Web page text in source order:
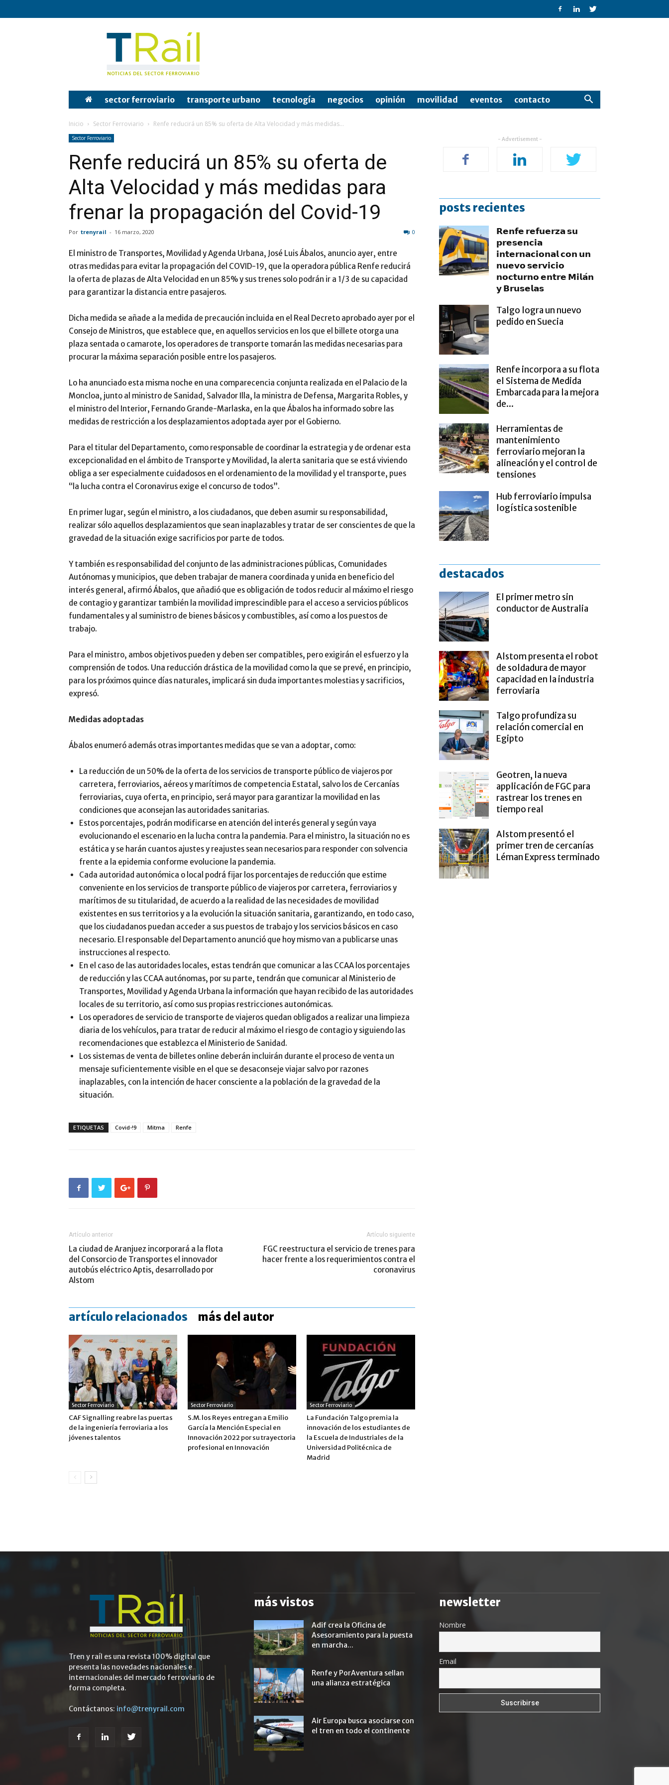
Tren
sector ferroviario transporte urbano tecnología negocios opinión movilidad eventos contacto
Inicio Sector Ferroviario Renfe reducirá un 85% su oferta de Alta Velocidad y más medidas...
Sector Ferroviario
Renfe reducirá un 85% su oferta de
Alta Velocidad y más medidas para
frenar la propagación del Covid-19
Por trenyrail - 16 marzo, 2020 0
El ministro de Transportes, Movilidad y Agenda Urbana, José Luis Ábalos, anuncio ayer, entre
otras medidas para evitar la propagación del COVID-19, que la operadora pública Renfe reducirá
la oferta de plazas de Alta Velocidad en un 85% y sus trenes solo podrán ir a 1/3 de su capacidad
para garantizar la distancia entre pasajeros.
Dicha medida se añade a la medida de precaución incluida en el Real Decreto aprobado ayer por el
Consejo de Ministros, que establece que, en aquellos servicios en los que el billete otorga una
plaza sentada o camarote, los operadores de transporte tomarán las medidas necesarias para
procurar la máxima separación posible entre los pasajeros.
Lo ha anunciado esta misma noche en una comparecencia conjunta realizada en el Palacio de la
Moncloa, junto al ministro de Sanidad, Salvador Illa, la ministra de Defensa, Margarita Robles, y
el ministro del Interior, Fernando Grande-Marlaska, en la que Ábalos ha informado sobre las
medidas de restricción a los desplazamientos adoptada ayer por el Gobierno.
Para el titular del Departamento, como responsable de coordinar la estrategia y de ordenar esta
excepcionalidad en el ámbito de Transporte y Movilidad, la alerta sanitaria que se está viviendo
obliga a ser especialmente cuidadosos en el ordenamiento de la movilidad y el transporte, pues
“la lucha contra el Coronavirus exige el concurso de todos”.
En primer lugar, según el ministro, a los ciudadanos, que deben asumir su responsabilidad,
realizar sólo aquellos desplazamientos que sean inaplazables y tratar de ser conscientes de que la
gravedad de la situación exige sacrificios por parte de todos.
Y también es responsabilidad del conjunto de las administraciones públicas, Comunidades
Autónomas y municipios, que deben trabajar de manera coordinada y unida en beneficio del
interés general, afirmó Ábalos, que añadió que es obligación de todos reducir al máximo el riesgo
de contagio y garantizar también la movilidad imprescindible para el acceso a servicios públicos
fundamentales y al suministro de bienes básicos y combustibles, así como a los puestos de
trabajo.
Para el ministro, ambos objetivos pueden y deben ser compatibles, pero exigirán el esfuerzo y la
comprensión de todos. Una reducción drástica de la movilidad como la que se prevé, en principio,
para los próximos quince días naturales, implicará sin duda importantes molestias y sacrificios,
expresó.
Medidas adoptadas
Ábalos enumeró además otras importantes medidas que se van a adoptar, como:
La reducción de un 50% de la oferta de los servicios de transporte público de viajeros por
carretera, ferroviarios, aéreos y marítimos de competencia Estatal, salvo los de Cercanías
ferroviarias, cuya oferta, en principio, será mayor para garantizar la movilidad en las
condiciones que aconsejan las autoridades sanitarias.
Estos porcentajes, podrán modificarse en atención del interés general y según vaya
evolucionando el escenario en la lucha contra la pandemia. Para el ministro, la situación no es
estática y se harán cuantos ajustes y reajustes sean necesarios para responder con solvencia
frente a la epidemia conforme evolucione la pandemia.
Cada autoridad autonómica o local podrá fijar los porcentajes de reducción que estime
conveniente en los servicios de transporte público de viajeros por carretera, ferroviarios y
marítimos de su titularidad, de acuerdo a la realidad de las necesidades de movilidad
existentes en sus territorios y a la evolución la situación sanitaria, garantizando, en todo caso,
que los ciudadanos puedan acceder a sus puestos de trabajo y los servicios básicos en caso
necesario. El responsable del Departamento anunció que hoy mismo van a publicarse unas
instrucciones al respecto.
En el caso de las autoridades locales, estas tendrán que comunicar a las CCAA los porcentajes
de reducción y las CCAA autónomas, por su parte, tendrán que comunicar al Ministerio de
Transportes, Movilidad y Agenda Urbana la información que hayan recibido de las autoridades
locales de su territorio, así como sus propias restricciones autonómicas.
Los operadores de servicio de transporte de viajeros quedan obligados a realizar una limpieza
diaria de los vehículos, para tratar de reducir al máximo el riesgo de contagio y siguiendo las
recomendaciones que establezca el Ministerio de Sanidad.
Los sistemas de venta de billetes online deberán incluirán durante el proceso de venta un
mensaje suficientemente visible en el que se desaconseje viajar salvo por razones
inaplazables, con la intención de hacer consciente a la población de la gravedad de la
situación.
ETIQUETAS Covid-!9 Mitma Renfe
Artículo anterior
La ciudad de Aranjuez incorporará a la flota
del Consorcio de Transportes el innovador
autobús eléctrico Aptis, desarrollado por
Alstom
Artículo siguiente
FGC reestructura el servicio de trenes para
hacer frente a los requerimientos contra el
coronavirus
artículo relacionados más del autor
Sector Ferroviario
CAF Signalling reabre las puertas
de la ingeniería ferroviaria a los
jóvenes talentos
Sector Ferroviario
S.M. los Reyes entregan a Emilio
García la Mención Especial en
Innovación 2022 por su trayectoria
profesional en Innovación
Sector Ferroviario
La Fundación Talgo premia la
innovación de los estudiantes de
la Escuela de Industriales de la
Universidad Politécnica de
Madrid
- Advertisement -
posts recientes
𝗥𝗲𝗻𝗳𝗲 𝗿𝗲𝗳𝘂𝗲𝗿𝘇𝗮 𝘀𝘂
𝗽𝗿𝗲𝘀𝗲𝗻𝗰𝗶𝗮
𝗶𝗻𝘁𝗲𝗿𝗻𝗮𝗰𝗶𝗼𝗻𝗮𝗹 𝗰𝗼𝗻 𝘂𝗻
𝗻𝘂𝗲𝘃𝗼 𝘀𝗲𝗿𝘃𝗶𝗰𝗶𝗼
𝗻𝗼𝗰𝘁𝘂𝗿𝗻𝗼 𝗲𝗻𝘁𝗿𝗲 𝗠𝗶𝗹𝗮́𝗻
𝘆 𝗕𝗿𝘂𝘀𝗲𝗹𝗮𝘀
Talgo logra un nuevo
pedido en Suecia
Renfe incorpora a su flota
el Sistema de Medida
Embarcada para la mejora
de...
Herramientas de
mantenimiento
ferroviario mejoran la
alineación y el control de
tensiones
Hub ferroviario impulsa
logística sostenible
destacados
El primer metro sin
conductor de Australia
Alstom presenta el robot
de soldadura de mayor
capacidad en la industria
ferroviaria
Talgo profundiza su
relación comercial en
Egipto
Geotren, la nueva
applicación de FGC para
rastrear los trenes en
tiempo real
Alstom presentó el
primer tren de cercanías
Léman Express terminado
Tren y raíl es una revista 100% digital que
presenta las novedades nacionales e
internacionales del mercado ferroviario de
forma completa.
Contáctanos: info@trenyrail.com
más vistos
Adif crea la Oficina de
Asesoramiento para la puesta
en marcha...
Renfe y PorAventura sellan
una alianza estratégica
Air Europa busca asociarse con
el tren en todo el continente
newsletter
Nombre
Email